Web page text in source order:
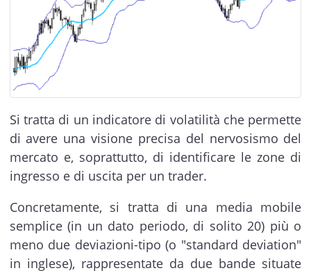
Si tratta di un indicatore di volatilità che permette
di avere una visione precisa del nervosismo del
mercato e, soprattutto, di identificare le zone di
ingresso e di uscita per un trader.
Concretamente, si tratta di una media mobile
semplice (in un dato periodo, di solito 20) più o
meno due deviazioni-tipo (o "standard deviation"
in inglese), rappresentate da due bande situate